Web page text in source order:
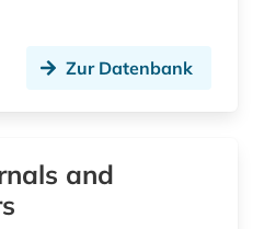
Zur Datenbank
and